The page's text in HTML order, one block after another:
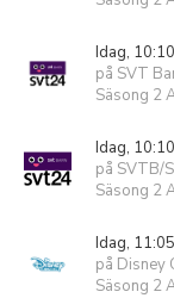
Idag, 10:10
på SVT
Säsong 2
Idag, 10:10
på SVTB/
Säsong 2
Idag, 11:05
på Disney
Säsong 2